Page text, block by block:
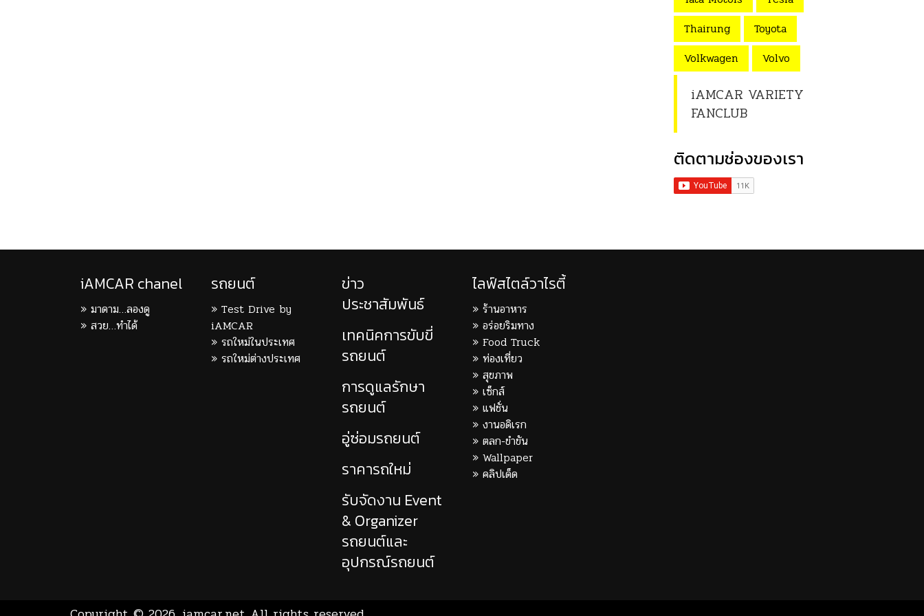
Thairung
Toyota
Volkwagen
Volvo
iAMCAR VARIETY
FANCLUB
ติดตามช่องของเรา
iAMCAR chanel
มาดาม…ลองดู
สวย…ทำได้
รถยนต์
Test Drive by
iAMCAR
รถใหม่ในประเทศ
รถใหม่ต่างประเทศ
ข่าว
ประชาสัมพันธ์
เทคนิคการขับขี่
รถยนต์
การดูแลรักษา
รถยนต์
อู่ซ่อมรถยนต์
ราคารถใหม่
รับจัดงาน Event
& Organizer
รถยนต์และ
อุปกรณ์รถยนต์
ไลฟ์สไตล์วาไรตี้
ร้านอาหาร
อร่อยริมทาง
Food Truck
ท่องเที่ยว
สุขภาพ
เซ็กส์
แฟชั่น
งานอดิเรก
ตลก-ขำขัน
Wallpaper
คลิปเด็ด